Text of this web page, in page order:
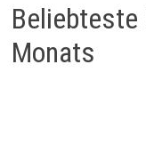
Monats